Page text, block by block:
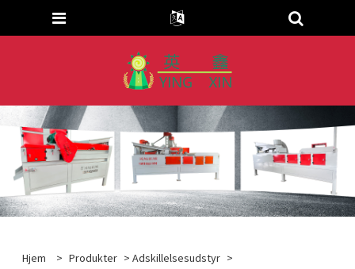
Hjem > Produkter >Adskillelsesudstyr >